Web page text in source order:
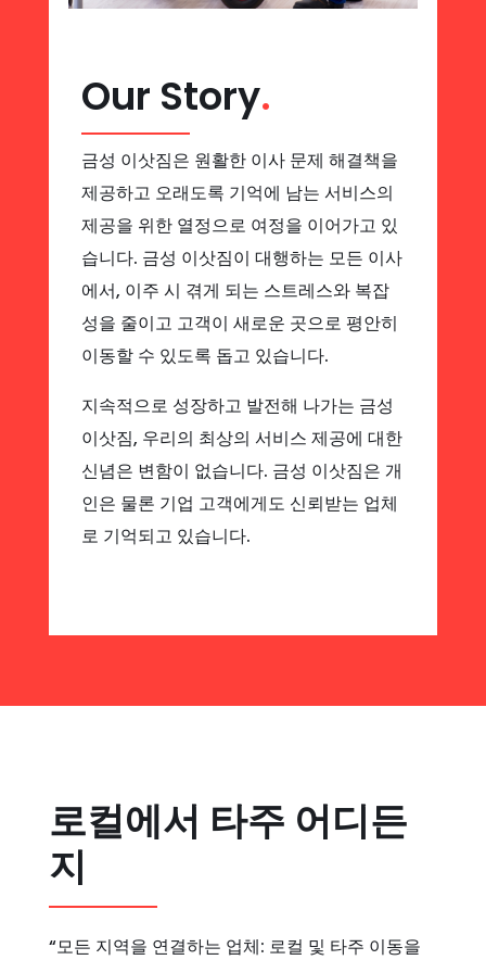
Our Story.
금성 이삿짐은 원활한 이사 문제 해결책을
제공하고 오래도록 기억에 남는 서비스의
제공을 위한 열정으로 여정을 이어가고 있
습니다. 금성 이삿짐이 대행하는 모든 이사
에서, 이주 시 겪게 되는 스트레스와 복잡
성을 줄이고 고객이 새로운 곳으로 평안히
이동할 수 있도록 돕고 있습니다.
지속적으로 성장하고 발전해 나가는 금성
이삿짐, 우리의 최상의 서비스 제공에 대한
신념은 변함이 없습니다. 금성 이삿짐은 개
인은 물론 기업 고객에게도 신뢰받는 업체
로 기억되고 있습니다.
로컬에서 타주 어디든
지
“모든 지역을 연결하는 업체: 로컬 및 타주 이동을